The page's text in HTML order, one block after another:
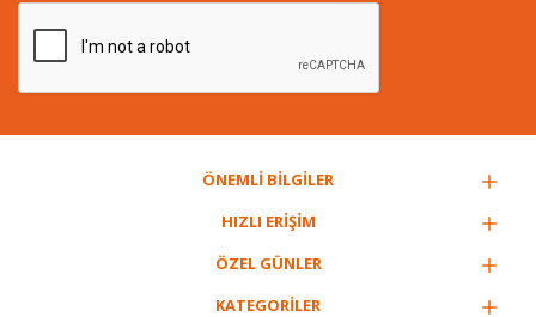
ÖNEMLİ BİLGİLER
HIZLI ERİŞİM
ÖZEL GÜNLER
KATEGORİLER